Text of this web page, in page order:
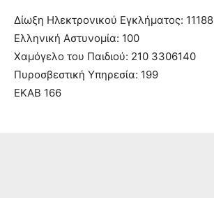
Δίωξη Ηλεκτρονικού Εγκλήματος: 11188
Ελληνική Αστυνομία: 100
Χαμόγελο του Παιδιού: 210 3306140
Πυροσβεστική Υπηρεσία: 199
ΕΚΑΒ 166